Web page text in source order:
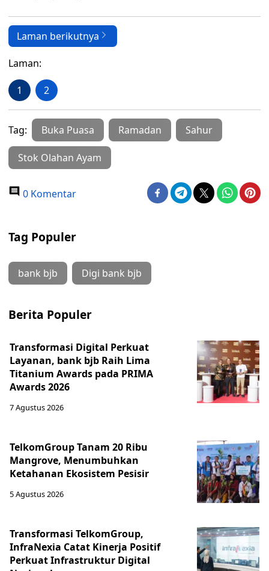
Laman berikutnya
Laman:
1 2
Tag: Buka Puasa Ramadan Sahur
Stok Olahan Ayam
0 Komentar
Tag Populer
bank bjb Digi bank bjb
Berita Populer
Transformasi Digital Perkuat
Layanan, bank bjb Raih Lima
Titanium Awards pada PRIMA
Awards 2026
7 Agustus 2026
TelkomGroup Tanam 20 Ribu
Mangrove, Menumbuhkan
Ketahanan Ekosistem Pesisir
5 Agustus 2026
Transformasi TelkomGroup,
InfraNexia Catat Kinerja Positif
Perkuat Infrastruktur Digital